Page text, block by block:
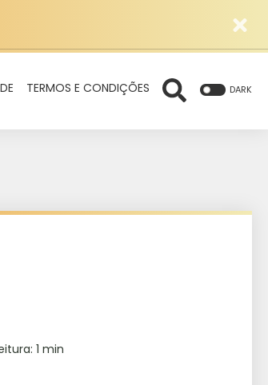
TERMOS E CONDIÇÕES DARK
1 min